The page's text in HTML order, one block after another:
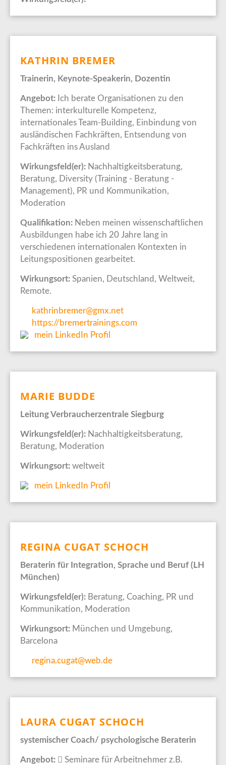
KATHRIN BREMER
Trainerin, Keynote-Speakerin, Dozentin
Angebot: Ich berate Organisationen zu den
Themen: interkulturelle Kompetenz,
internationales Team-Building, Einbindung von
ausländischen Fachkräften, Entsendung von
Fachkräften ins Ausland
Wirkungsfeld(er): Nachhaltigkeitsberatung,
Beratung, Diversity (Training - Beratung -
Management), PR und Kommunikation,
Moderation
Qualifikation: Neben meinen wissenschaftlichen
Ausbildungen habe ich 20 Jahre lang in
verschiedenen internationalen Kontexten in
Leitungspositionen gearbeitet.
Wirkungsort: Spanien, Deutschland, Weltweit,
Remote.
kathrinbremer@gmx.net
https://bremertrainings.com
mein LinkedIn Profil
MARIE BUDDE
Leitung Verbraucherzentrale Siegburg
Wirkungsfeld(er): Nachhaltigkeitsberatung,
Beratung, Moderation
Wirkungsort: weltweit
mein LinkedIn Profil
REGINA CUGAT SCHOCH
Beraterin für Integration, Sprache und Beruf (LH
München)
Wirkungsfeld(er): Beratung, Coaching, PR und
Kommunikation, Moderation
Wirkungsort: München und Umgebung,
Barcelona
regina.cugat@web.de
LAURA CUGAT SCHOCH
systemischer Coach/ psychologische Beraterin
Angebot:  Seminare für Arbeitnehmer z.B.